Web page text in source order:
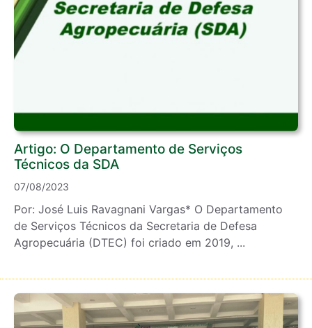
Artigo: O Departamento de Serviços
Técnicos da SDA
07/08/2023
Por: José Luis Ravagnani Vargas* O Departamento
de Serviços Técnicos da Secretaria de Defesa
Agropecuária (DTEC) foi criado em 2019, ...